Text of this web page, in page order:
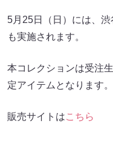
5月25日（日）には、
も実施されます。
本コレクションは受注
定アイテムとなります
販売サイトはこちら